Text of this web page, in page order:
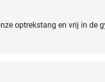
optrekstang en vrij in de